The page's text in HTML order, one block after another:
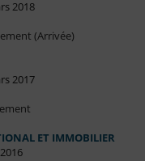
2018
(Arrivée)
2017
ET IMMOBILIER